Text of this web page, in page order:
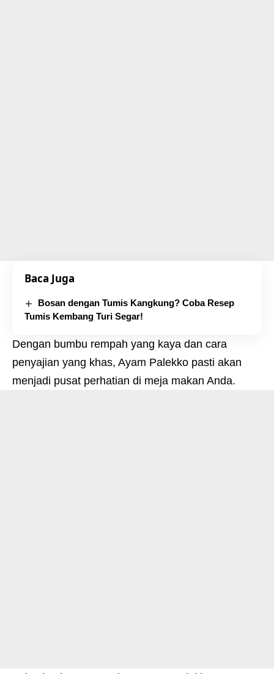
Baca Juga
Bosan dengan Tumis Kangkung? Coba Resep
Tumis Kembang Turi Segar!
Dengan bumbu rempah yang kaya dan cara
penyajian yang khas, Ayam Palekko pasti akan
menjadi pusat perhatian di meja makan Anda.